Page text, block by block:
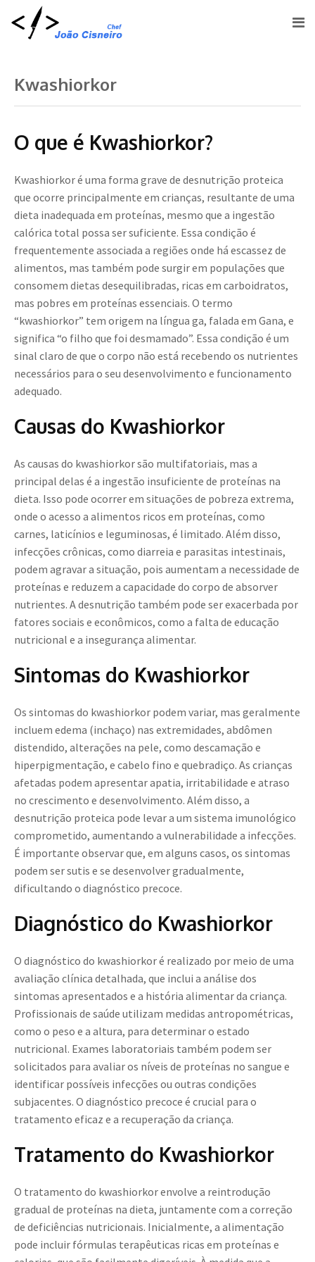
Kwashiorkor
O que é Kwashiorkor?
Kwashiorkor é uma forma grave de desnutrição proteica
que ocorre principalmente em crianças, resultante de uma
dieta inadequada em proteínas, mesmo que a ingestão
calórica total possa ser suficiente. Essa condição é
frequentemente associada a regiões onde há escassez de
alimentos, mas também pode surgir em populações que
consomem dietas desequilibradas, ricas em carboidratos,
mas pobres em proteínas essenciais. O termo
“kwashiorkor” tem origem na língua ga, falada em Gana, e
significa “o filho que foi desmamado”. Essa condição é um
sinal claro de que o corpo não está recebendo os nutrientes
necessários para o seu desenvolvimento e funcionamento
adequado.
Causas do Kwashiorkor
As causas do kwashiorkor são multifatoriais, mas a
principal delas é a ingestão insuficiente de proteínas na
dieta. Isso pode ocorrer em situações de pobreza extrema,
onde o acesso a alimentos ricos em proteínas, como
carnes, laticínios e leguminosas, é limitado. Além disso,
infecções crônicas, como diarreia e parasitas intestinais,
podem agravar a situação, pois aumentam a necessidade de
proteínas e reduzem a capacidade do corpo de absorver
nutrientes. A desnutrição também pode ser exacerbada por
fatores sociais e econômicos, como a falta de educação
nutricional e a insegurança alimentar.
Sintomas do Kwashiorkor
Os sintomas do kwashiorkor podem variar, mas geralmente
incluem edema (inchaço) nas extremidades, abdômen
distendido, alterações na pele, como descamação e
hiperpigmentação, e cabelo fino e quebradiço. As crianças
afetadas podem apresentar apatia, irritabilidade e atraso
no crescimento e desenvolvimento. Além disso, a
desnutrição proteica pode levar a um sistema imunológico
comprometido, aumentando a vulnerabilidade a infecções.
É importante observar que, em alguns casos, os sintomas
podem ser sutis e se desenvolver gradualmente,
dificultando o diagnóstico precoce.
Diagnóstico do Kwashiorkor
O diagnóstico do kwashiorkor é realizado por meio de uma
avaliação clínica detalhada, que inclui a análise dos
sintomas apresentados e a história alimentar da criança.
Profissionais de saúde utilizam medidas antropométricas,
como o peso e a altura, para determinar o estado
nutricional. Exames laboratoriais também podem ser
solicitados para avaliar os níveis de proteínas no sangue e
identificar possíveis infecções ou outras condições
subjacentes. O diagnóstico precoce é crucial para o
tratamento eficaz e a recuperação da criança.
Tratamento do Kwashiorkor
O tratamento do kwashiorkor envolve a reintrodução
gradual de proteínas na dieta, juntamente com a correção
de deficiências nutricionais. Inicialmente, a alimentação
pode incluir fórmulas terapêuticas ricas em proteínas e